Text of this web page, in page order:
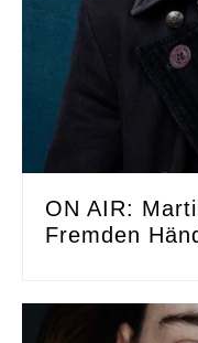
ON AIR:
Fremden